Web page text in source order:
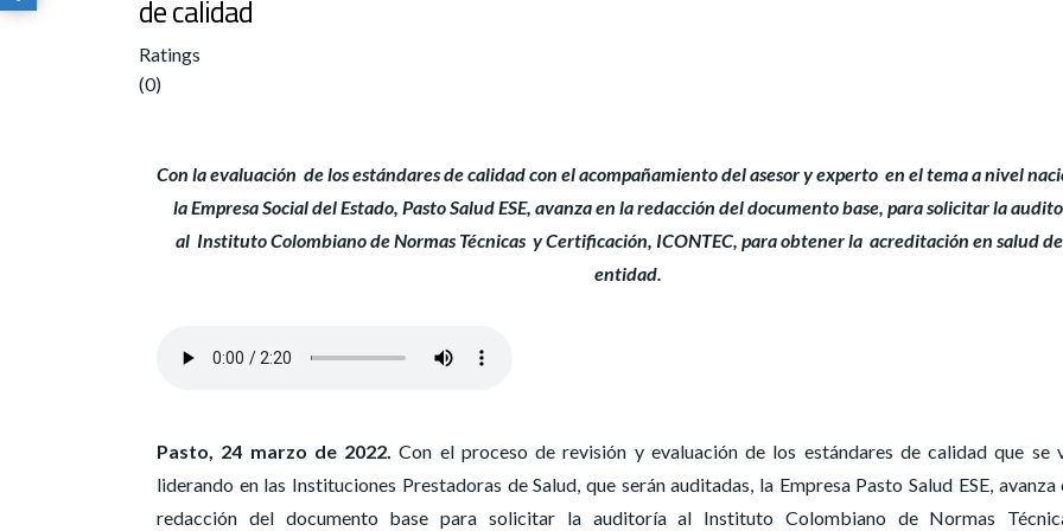
de calidad
Ratings
(0)
Con la evaluación de los estándares de calidad con el acompañamiento del asesor y experto en el tema a nivel
la Empresa Social del Estado, Pasto Salud ESE, avanza en la redacción del documento base, para solicitar la
al Instituto Colombiano de Normas Técnicas y Certificación, ICONTEC, para obtener la acreditación en salud
entidad.
Pasto, 24 marzo de 2022. Con el proceso de revisión y evaluación de los estándares de calidad que se
liderando en las Instituciones Prestadoras de Salud, que serán auditadas, la Empresa Pasto Salud ESE, avanza
redacción del documento base para solicitar la auditoría al Instituto Colombiano de Normas